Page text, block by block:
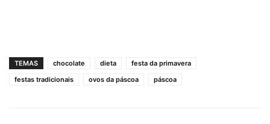
TEMAS chocolate dieta
festa da primavera
festas tradicionais
ovos da páscoa páscoa